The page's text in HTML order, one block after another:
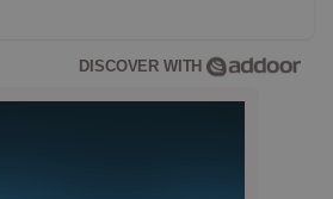
DISCOVER WITH